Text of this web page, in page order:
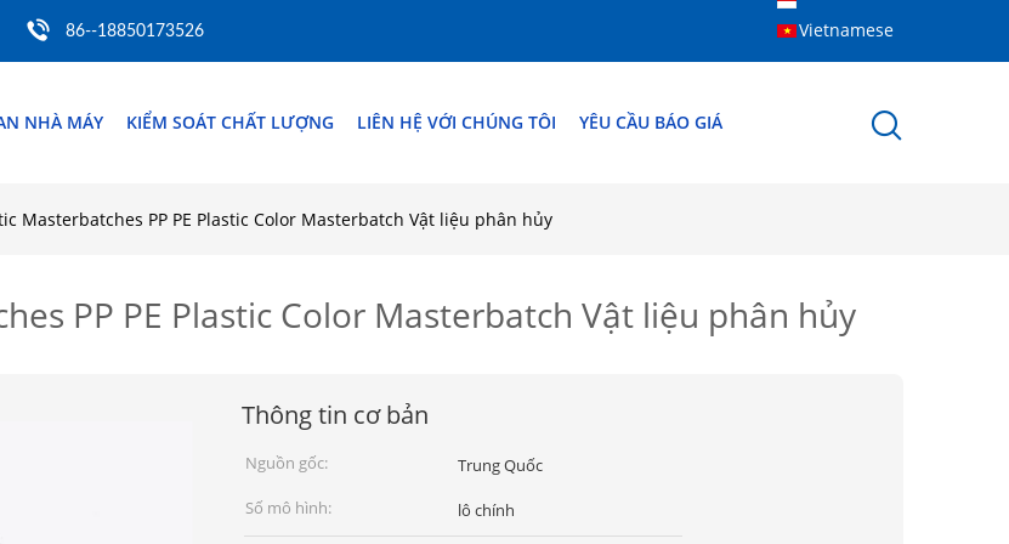
86--18850173526 Vietnamese
NHÀ MÁY KIỂM SOÁT CHẤT LƯỢNG LIÊN HỆ VỚI CHÚNG TÔI YÊU CẦU BÁO GIÁ
Masterbatches PP PE Plastic Color Masterbatch Vật liệu phân hủy
PP PE Plastic Color Masterbatch Vật liệu phân hủy
Thông tin cơ bản
Nguồn gốc:
Trung Quốc
Số mô hình:
lô chính